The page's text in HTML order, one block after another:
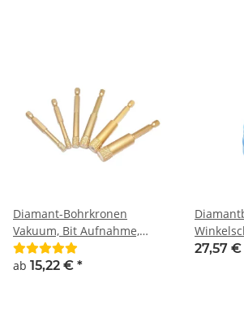
Diamant-Bohrkronen
Vakuum, Bit Aufnahme,
spezial Kühlkern
ab 15,22 € *
27,57 €